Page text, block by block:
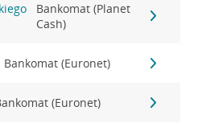
Bankomat (Planet
Cash)
Bankomat (Euronet)
(Euronet)